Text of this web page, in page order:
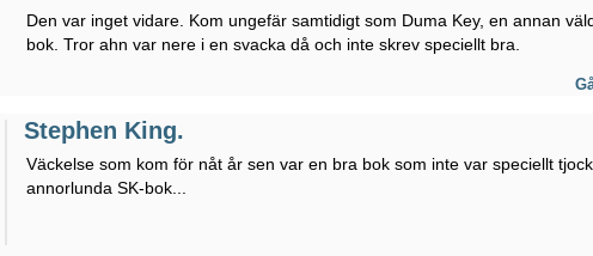
Den var inget vidare. Kom ungefär samtidigt som Duma Key, en annan
bok. Tror ahn var nere i en svacka då och inte skrev speciellt bra.
Stephen King.
Väckelse som kom för nåt år sen var en bra bok som inte var speciellt
annorlunda SK-bok...